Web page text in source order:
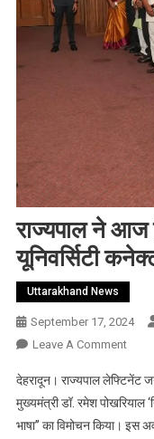
राज्यपाल ने आज
यूनिवर्सिटी
Uttarakhand News
September 17, 2024
Leave A CommentOn
ने
आज
देहरादून। राज्यपाल लेफ्टिनेंट
मुख्यमंत्री डॉ. रमेश पोखरियाल
भाषा’’ का विमोचन किया। इस